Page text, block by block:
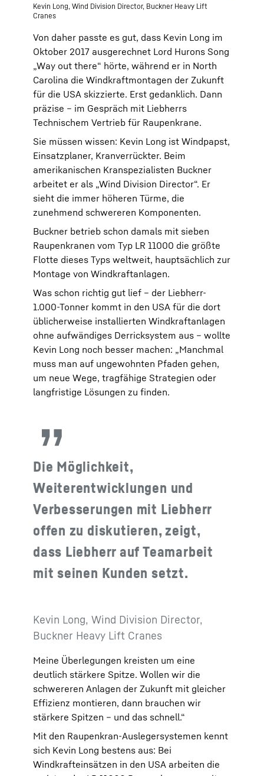
Kevin Long, Wind Division Director, Buckner Heavy Lift
Cranes
Von daher passte es gut, dass Kevin Long im
Oktober 2017 ausgerechnet Lord Hurons Song
„Way out there“ hörte, während er in North
Carolina die Windkraftmontagen der Zukunft
für die USA skizzierte. Erst gedanklich. Dann
präzise – im Gespräch mit Liebherrs
Technischem Vertrieb für Raupenkrane.
Sie müssen wissen: Kevin Long ist Windpapst,
Einsatzplaner, Kranverrückter. Beim
amerikanischen Kranspezialisten Buckner
arbeitet er als „Wind Division Director“. Er
sieht die immer höheren Türme, die
zunehmend schwereren Komponenten.
Buckner betrieb schon damals mit sieben
Raupenkranen vom Typ LR 11000 die größte
Flotte dieses Typs weltweit, hauptsächlich zur
Montage von Windkraftanlagen.
Was schon richtig gut lief – der Liebherr-
1.000-Tonner kommt in den USA für die dort
üblicherweise installierten Windkraftanlagen
ohne aufwändiges Derricksystem aus – wollte
Kevin Long noch besser machen: „Manchmal
muss man auf ungewohnten Pfaden gehen,
um neue Wege, tragfähige Strategien oder
langfristige Lösungen zu finden.
Die Möglichkeit,
Weiterentwicklungen und
Verbesserungen mit Liebherr
offen zu diskutieren, zeigt,
dass Liebherr auf Teamarbeit
mit seinen Kunden setzt.
Kevin Long, Wind Division Director,
Buckner Heavy Lift Cranes
Meine Überlegungen kreisten um eine
deutlich stärkere Spitze. Wollen wir die
schwereren Anlagen der Zukunft mit gleicher
Effizienz montieren, dann brauchen wir
stärkere Spitzen – und das schnell.“
Mit den Raupenkran-Auslegersystemen kennt
sich Kevin Long bestens aus: Bei
Windkrafteinsätzen in den USA arbeiten die